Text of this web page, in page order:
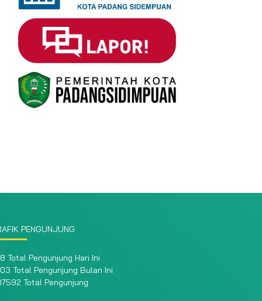
PENGUNJUNG
Total Pengunjung Hari Ini
Total Pengunjung Bulan Ini
Total Pengunjung